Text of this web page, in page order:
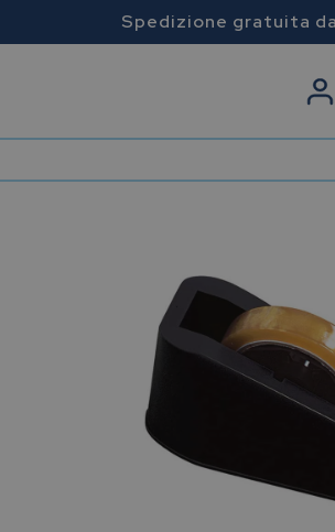
Spedizione gratuita